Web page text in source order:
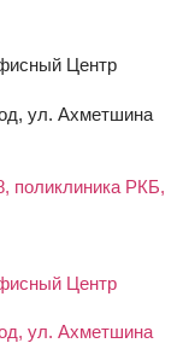
Центр
ул. Ахметшина
поликлиника РКБ,
Центр
ул. Ахметшина